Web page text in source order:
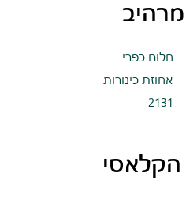
מרהיב
חלום כפרי
אחוזת כינורות
2131